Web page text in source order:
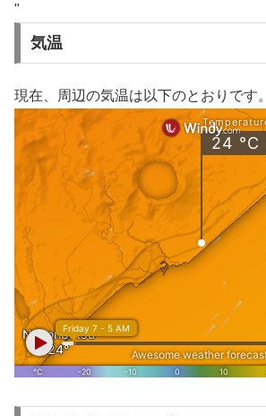
"
気温
現在、周辺の気温は以下のとおりです。